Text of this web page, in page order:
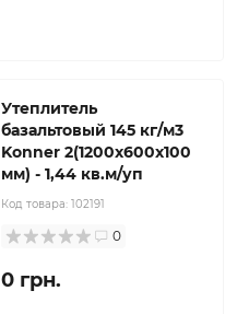
Утеплитель
базальтовый 145 кг/м3
Konner 2(1200x600x100
мм) - 1,44 кв.м/уп
Код товара: 102191
0
0 грн.